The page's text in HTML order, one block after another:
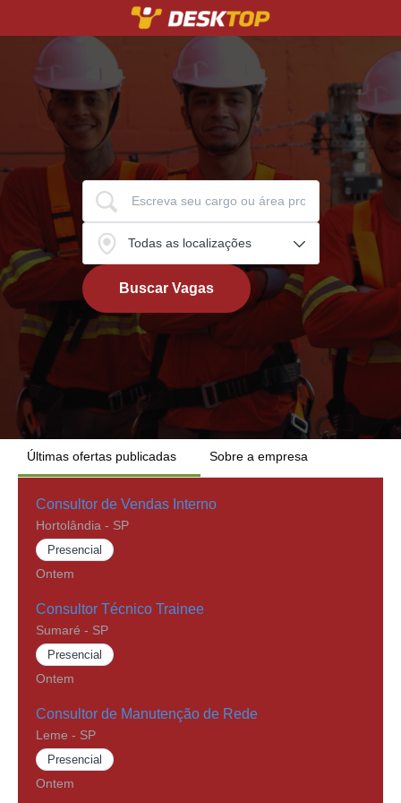
Últimas ofertas publicadas Sobre a empresa
Consultor de Vendas Interno
Hortolândia - SP
Presencial
Ontem
Consultor Técnico Trainee
Sumaré - SP
Presencial
Ontem
Consultor de Manutenção de Rede
Leme - SP
Presencial
Ontem